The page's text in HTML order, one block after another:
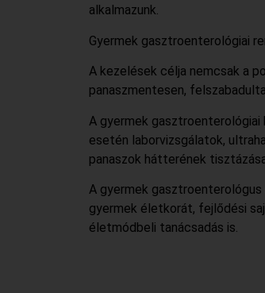
alkalmazunk.
Gyermek gasztroenterológiai
A kezelések célja nemcsak a
panaszmentesen,
A gyermek
esetén laborvizsgálatok,
panaszok hátterének
A gyermek
gyermek életkorát, fejlődési
életmódbeli tanácsadás is.